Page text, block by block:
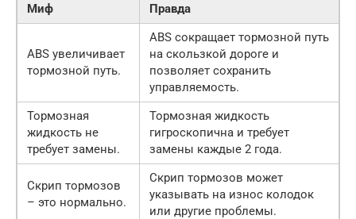
Миф Правда
ABS увеличивает
тормозной путь.
ABS сокращает тормозной путь
на скользкой дороге и
позволяет сохранить
управляемость.
Тормозная
жидкость не
требует замены.
Тормозная жидкость
гигроскопична и требует
замены каждые 2 года.
Скрип тормозов
– это нормально.
Скрип тормозов может
указывать на износ колодок
или другие проблемы.